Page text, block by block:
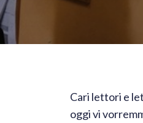
​Cari lettori e
​oggi vi